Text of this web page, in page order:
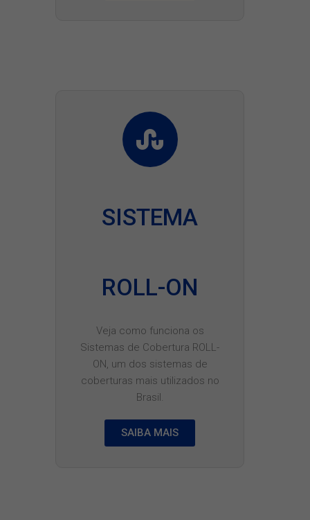
SISTEMA
ROLL-ON
Veja como funciona os
Sistemas de Cobertura ROLL-
ON, um dos sistemas de
coberturas mais utilizados no
Brasil.
SAIBA MAIS